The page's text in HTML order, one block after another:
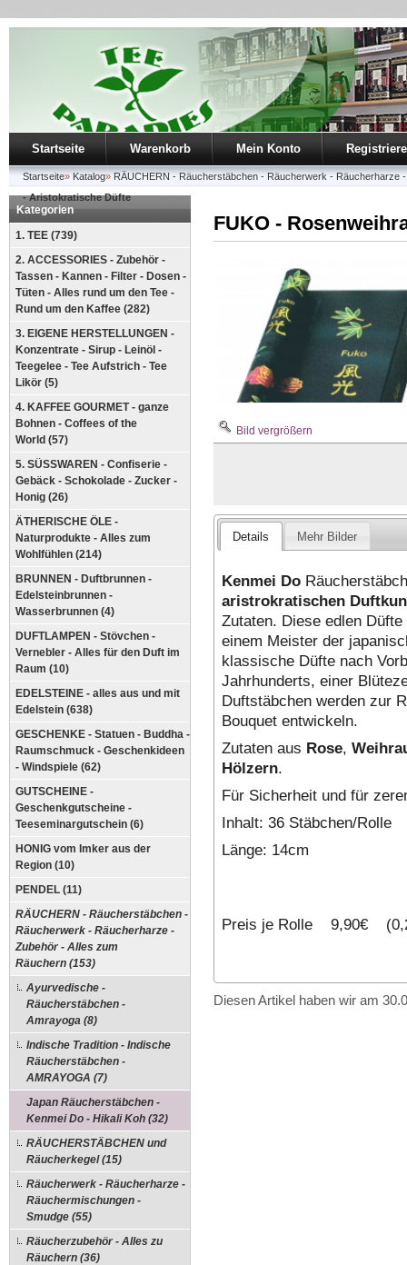
Startseite Warenkorb Mein Konto
Startseite» Katalog» RÄUCHERN - Räucherstäbchen - Räucherwerk - Räucherharze
- Aristokratische Düfte
Kategorien
1. TEE (739)
2. ACCESSORIES - Zubehör -
Tassen - Kannen - Filter - Dosen -
Tüten - Alles rund um den Tee -
Rund um den Kaffee (282)
3. EIGENE HERSTELLUNGEN -
Konzentrate - Sirup - Leinöl -
Teegelee - Tee Aufstrich - Tee
Likör (5)
4. KAFFEE GOURMET - ganze
Bohnen - Coffees of the
World (57)
5. SÜSSWAREN - Confiserie -
Gebäck - Schokolade - Zucker -
Honig (26)
ÄTHERISCHE ÖLE -
Naturprodukte - Alles zum
Wohlfühlen (214)
BRUNNEN - Duftbrunnen -
Edelsteinbrunnen -
Wasserbrunnen (4)
DUFTLAMPEN - Stövchen -
Vernebler - Alles für den Duft im
Raum (10)
EDELSTEINE - alles aus und mit
Edelstein (638)
GESCHENKE - Statuen - Buddha -
Raumschmuck - Geschenkideen
- Windspiele (62)
GUTSCHEINE -
Geschenkgutscheine -
Teeseminargutschein (6)
HONIG vom Imker aus der
Region (10)
PENDEL (11)
RÄUCHERN - Räucherstäbchen -
Räucherwerk - Räucherharze -
Zubehör - Alles zum
Räuchern (153)
Ayurvedische -
Räucherstäbchen -
Amrayoga (8)
Indische Tradition - Indische
Räucherstäbchen -
AMRAYOGA (7)
Japan Räucherstäbchen -
Kenmei Do - Hikali Koh (32)
RÄUCHERSTÄBCHEN und
Räucherkegel (15)
Räucherwerk - Räucherharze -
Räuchermischungen -
Smudge (55)
Räucherzubehör - Alles zu
Räuchern (36)
FUKO -
Bild vergrößern
Details Mehr Bilder
Kenmei Do
aristrokratischen
Zutaten. Diese edlen
einem Meister der
klassische Düfte nach
Jahrhunderts, einer
Duftstäbchen werden zur
Bouquet entwickeln.
Zutaten aus Rose,
Hölzern.
Für Sicherheit und für
Inhalt: 36 Stäbchen/Rolle
Länge: 14cm
Preis je Rolle 9,90€
Diesen Artikel haben wir am